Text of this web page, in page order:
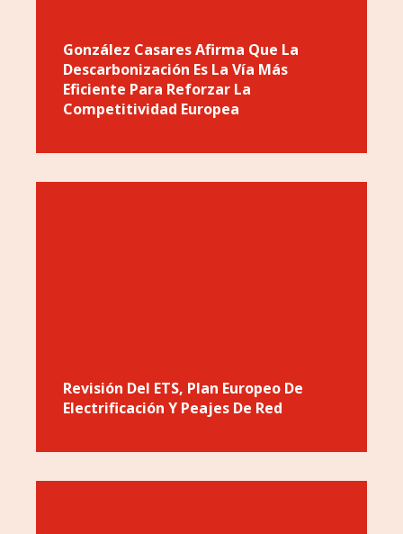
González Casares Afirma Que La
Descarbonización Es La Vía Más
Eficiente Para Reforzar La
Competitividad Europea
Revisión Del ETS, Plan Europeo De
Electrificación Y Peajes De Red